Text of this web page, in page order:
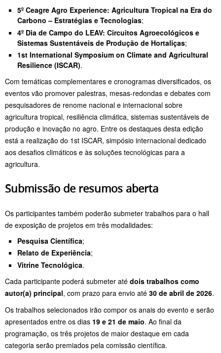
5º Ceagre Agro Experience: Agricultura Tropical na Era do
Carbono – Estratégias e Tecnologias;
4º Dia de Campo do LEAV: Circuitos Agroecológicos e
Sistemas Sustentáveis de Produção de Hortaliças;
1st International Symposium on Climate and Agricultural
Resilience (ISCAR).
Com temáticas complementares e cronogramas diversificados, os
eventos vão promover palestras, mesas-redondas e debates com
pesquisadores de renome nacional e internacional sobre
agricultura tropical, resiliência climática, sistemas sustentáveis de
produção e inovação no agro. Entre os destaques desta edição
está a realização do 1st ISCAR, simpósio internacional dedicado
aos desafios climáticos e às soluções tecnológicas para a
agricultura.
Submissão de resumos aberta
Os participantes também poderão submeter trabalhos para o hall
de exposição de projetos em três modalidades:
Pesquisa Científica;
Relato de Experiência;
Vitrine Tecnológica.
Cada participante poderá submeter até dois trabalhos como
autor(a) principal, com prazo para envio até 30 de abril de 2026.
Os trabalhos selecionados irão compor os anais do evento e serão
apresentados entre os dias 19 e 21 de maio. Ao final da
programação, os três projetos de maior destaque em cada
categoria serão premiados pela comissão científica.